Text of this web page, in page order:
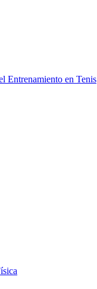
Entrenamiento en Tenis